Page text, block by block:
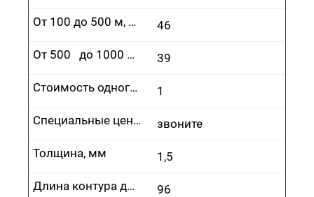
46
От 100 до 500 м, руб.
39
От 500 до 1000 м, руб.
1
Стоимость одного врезания, руб.
звоните
Специальные цены
1,5
Толщина, мм
96
Длина контура до 100 м, руб.